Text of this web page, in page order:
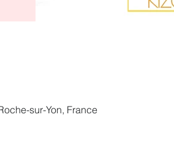
sur-Yon, France